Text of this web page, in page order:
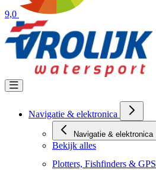
9,0
Navigatie & elektronica
Navigatie & elektronica
Bekijk alles
Plotters, Fishfinders & GPS